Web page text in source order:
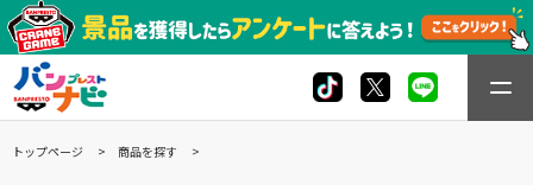
トップページ 商品を探す